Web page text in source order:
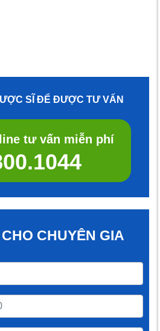
SĨ ĐỂ ĐƯỢC TƯ VẤN
tư vấn miễn phí
CHUYÊN GIA